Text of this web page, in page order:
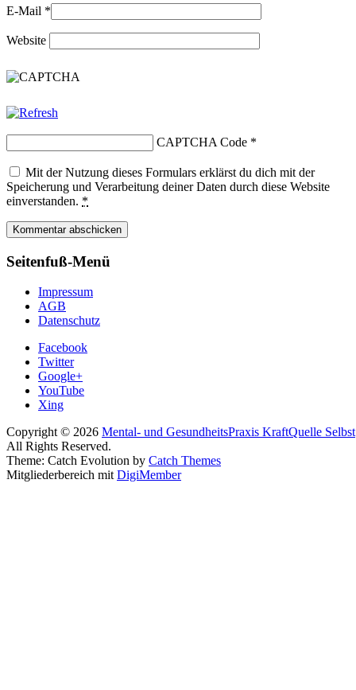
E-Mail *
Website
CAPTCHA Code *
Mit der Nutzung dieses Formulars erklärst du dich mit der
Speicherung und Verarbeitung deiner Daten durch diese Website
einverstanden. *
Seitenfuß-Menü
Impressum
AGB
Datenschutz
Facebook
Twitter
Google+
YouTube
Xing
Copyright © 2026 Mental- und GesundheitsPraxis KraftQuelle Selbst
All Rights Reserved.
Theme: Catch Evolution by Catch Themes
Mitgliederbereich mit DigiMember